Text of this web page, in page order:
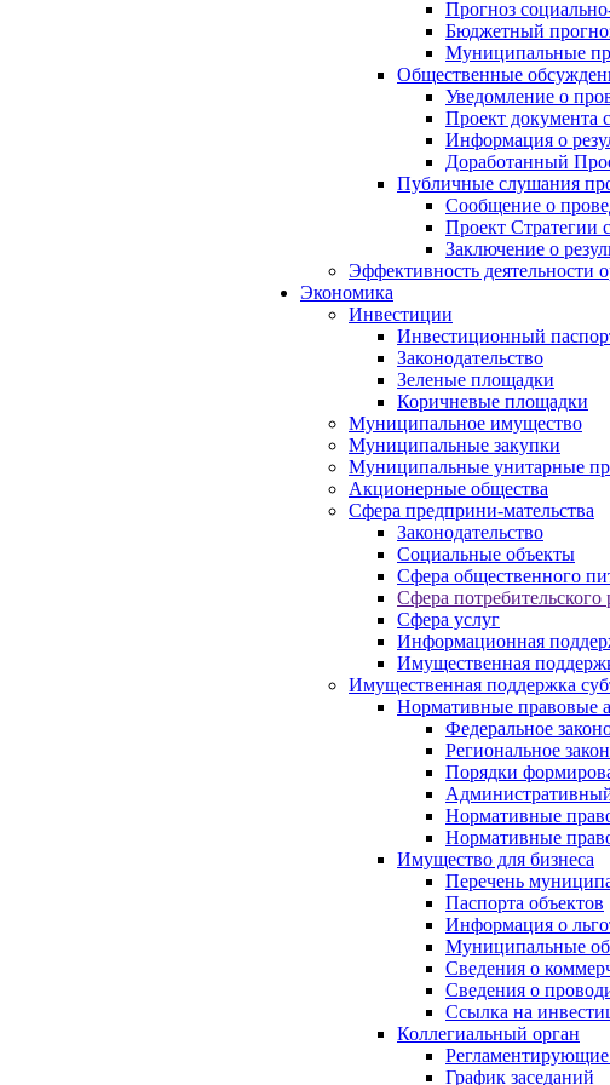
Прогноз
Бюджетный
Муниципальные
Общественные
Уведомление о
Проект документа
Информация о
Доработанный
Публичные слушания
Сообщение о
Проект Стратегии
Заключение о
Эффективность деятельности
Экономика
Инвестиции
Инвестиционный
Законодательство
Зеленые площадки
Коричневые площадки
Муниципальное имущество
Муниципальные закупки
Муниципальные унитарные
Акционерные общества
Сфера предприни-мательства
Законодательство
Социальные объекты
Сфера общественного
Сфера потребительского
Сфера услуг
Информационная
Имущественная
Имущественная поддержка
Нормативные правовые
Федеральное
Региональное
Порядки
Нормативные
Нормативные
Имущество для бизнеса
Перечень
Паспорта объектов
Информация о
Муниципальные
Сведения о
Сведения о
Ссылка на
Коллегиальный орган
График заседаний